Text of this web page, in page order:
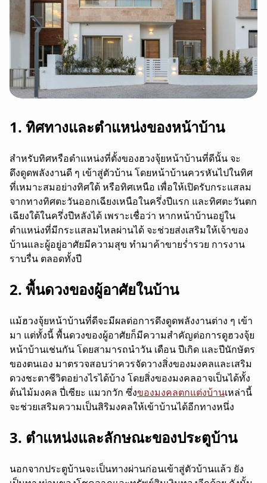
1. ทิศทางและตำแหน่งของหน้าบ้าน
สำหรับทิศหรือตำแหน่งที่ตั้งของฮวงจุ้ยหน้าบ้านที่ดีนั้น จะ
ดึงดูดพลังงานดี ๆ เข้าสู่ตัวบ้าน โดยหน้าบ้านควรหันไปในทิศ
ที่เหมาะสมอย่างทิศใต้ หรือทิศเหนือ เพื่อให้เปิดรับกระแสลม
จากทางทิศตะวันออกเฉียงเหนือในครึ่งปีแรก และทิศตะวันตก
เฉียงใต้ในครึ่งปีหลังได้ เพราะเชื่อว่า หากหน้าบ้านอยู่ใน
ตำแหน่งที่มีกระแสลมไหลผ่านได้ จะช่วยส่งเสริมให้เจ้าของ
บ้านและผู้อยู่อาศัยมีความสุข ทำมาค้าขายร่ำรวย การงาน
ราบรื่น ตลอดทั้งปี
2. พื้นดวงของผู้อาศัยในบ้าน
แม้ฮวงจุ้ยหน้าบ้านที่ดีจะมีผลต่อการดึงดูดพลังงานต่าง ๆ เข้า
มา แต่ทั้งนี้ พื้นดวงของผู้อาศัยก็มีความสำคัญต่อการดูฮวงจุ้ย
หน้าบ้านเช่นกัน โดยสามารถนำวัน เดือน ปีเกิด และปีนักษัตร
ของตนเอง มาตรวจสอบว่าควรจัดวางสิ่งของมงคลและเสริม
ดวงชะตาชีวิตอย่างไรได้บ้าง โดยสิ่งของมงคลอาจเป็นได้ทั้ง
ต้นไม้มงคล ปี่เซียะ แมวกวัก ซึ่งของมงคลตกแต่งบ้านเหล่านี้
จะช่วยเสริมความเป็นสิริมงคลให้เข้าบ้านได้อีกทางหนึ่ง
3. ตำแหน่งและลักษณะของประตูบ้าน
นอกจากประตูบ้านจะเป็นทางผ่านก่อนเข้าสู่ตัวบ้านแล้ว ยัง